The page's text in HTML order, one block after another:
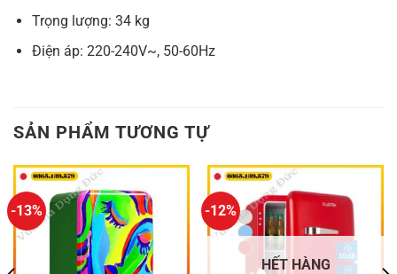
Trọng lượng: 34 kg
Điện áp: 220-240V~, 50-60Hz
SẢN PHẨM TƯƠNG TỰ
-13% -12%
HẾT HÀNG